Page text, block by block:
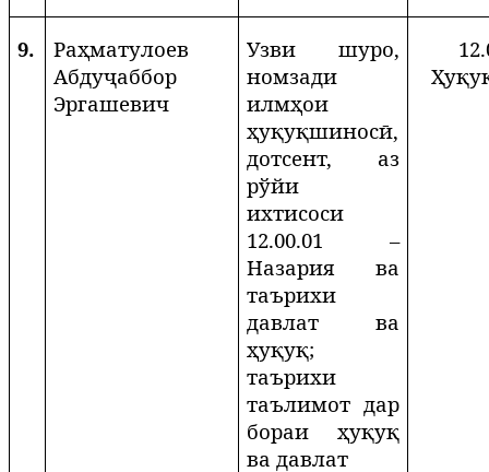
9.
Раҳматулоев
Абдуҷаббор
Эргашевич
Узви шуро,
номзади
илмҳои
ҳуқуқшиносӣ,
дотсент, аз
рўйи
ихтисоси
12.00.01 –
Назария ва
таърихи
давлат ва
ҳуқуқ;
таърихи
таълимот дар
бораи ҳуқуқ
ва давлат